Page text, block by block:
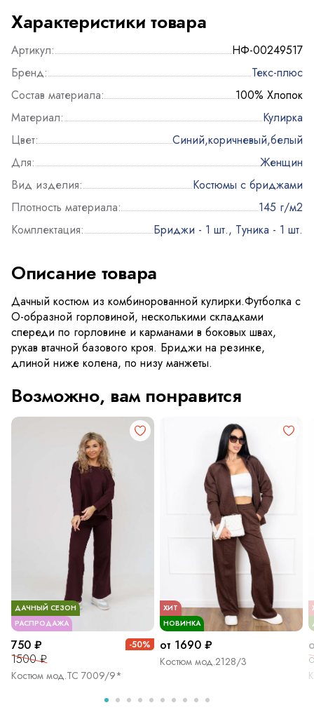
Характеристики товара
Артикул:
НФ-00249517
Бренд:
Текс-плюс
Состав материала:
100% Хлопок
Материал:
Кулирка
Цвет:
Синий,коричневый,белый
Для:
Женщин
Вид изделия:
Костюмы с бриджами
Плотность материала:
145 г/м2
Комплектация:
Бриджи - 1 шт., Туника - 1 шт.
Описание товара
Дачный костюм из комбинорованной кулирки.Футболка с
О-образной горловиной, несколькими складками
спереди по горловине и карманами в боковых швах,
рукав втачной базового кроя. Бриджи на резинке,
длиной ниже колена, по низу манжеты.
Возможно, вам понравится
ДАЧНЫЙ СЕЗОН
РАСПРОДАЖА
750 ₽
1500 ₽
-50%
Костюм мод.ТС 7009/9*
ХИТ
НОВИНКА
от 1690 ₽
Костюм мод.2128/3